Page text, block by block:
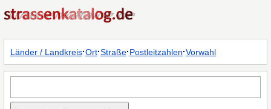
Länder / Landkreis·Ort·Straße·Postleitzahlen·Vorwahl